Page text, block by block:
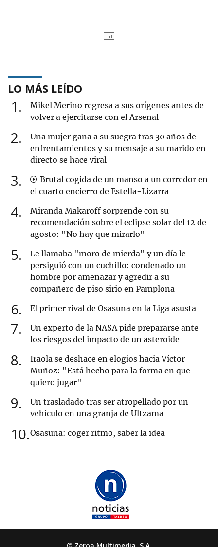
LO MÁS LEÍDO
1
Mikel Merino regresa a sus orígenes antes de
volver a ejercitarse con el Arsenal
2
Una mujer gana a su suegra tras 30 años de
enfrentamientos y su mensaje a su marido en
directo se hace viral
3
Brutal cogida de un manso a un corredor en
el cuarto encierro de Estella-Lizarra
4
Miranda Makaroff sorprende con su
recomendación sobre el eclipse solar del 12 de
agosto: "No hay que mirarlo"
5
Le llamaba "moro de mierda" y un día le
persiguió con un cuchillo: condenado un
hombre por amenazar y agredir a su
compañero de piso sirio en Pamplona
6 El primer rival de Osasuna en la Liga asusta
7
Un experto de la NASA pide prepararse ante
los riesgos del impacto de un asteroide
8
Iraola se deshace en elogios hacia Víctor
Muñoz: "Está hecho para la forma en que
quiero jugar"
9
Un trasladado tras ser atropellado por un
vehículo en una granja de Ultzama
10 Osasuna: coger ritmo, saber la idea